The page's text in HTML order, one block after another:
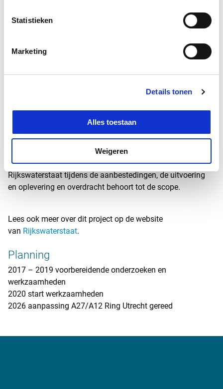
Statistieken
Marketing
Details tonen
Alles toestaan
Weigeren
Na een aanbestedingsprocedure is de opdracht gegund
aan Witteveen+Bos, mede door een negatieve fictieve
kwaliteitswaarde hoger lag dan de inschrijfsom. In de
looptijd van het project, waaronder technische adviezen,
het opstellen van vraagspecificaties, het adviseren over te
verleggen kabels en leidingen, het opzetten en beheren van
de BIM-dataroom. Ook het ondersteunen van
Rijkswaterstaat tijdens de aanbestedingen, de uitvoering
en oplevering en overdracht behoort tot de scope.
Lees ook meer over dit project op de website
van Rijkswaterstaat.
Planning
2017 – 2019 voorbereidende onderzoeken en
werkzaamheden
2020 start werkzaamheden
2026 aanpassing A27/A12 Ring Utrecht gereed